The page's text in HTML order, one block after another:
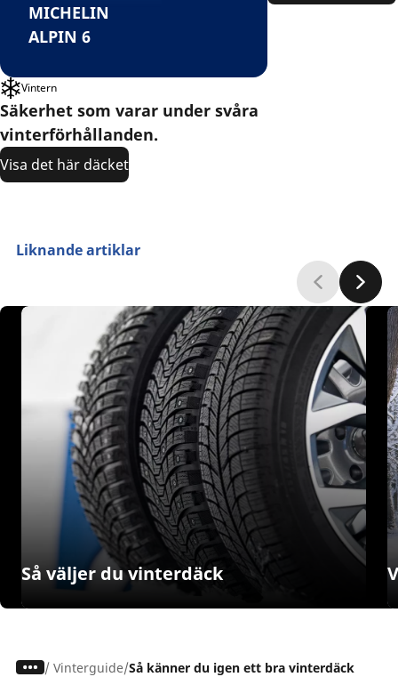
MICHELIN
ALPIN 6
Vintern
Säkerhet som varar under svåra
vinterförhållanden.
Visa det här däcket
Liknande artiklar
Så väljer du vinterdäck
/ Vinterguide Så känner du igen ett bra vinterdäck